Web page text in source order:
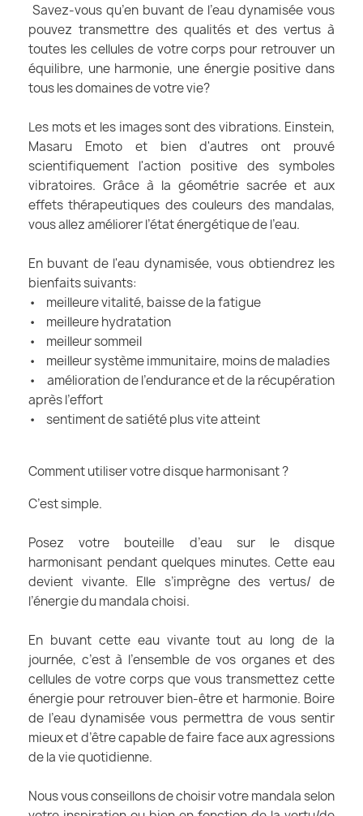
Savez-vous qu’en buvant de l’eau dynamisée vous
pouvez transmettre des qualités et des vertus à
toutes les cellules de votre corps pour retrouver un
équilibre, une harmonie, une énergie positive dans
tous les domaines de votre vie?
Les mots et les images sont des vibrations. Einstein,
Masaru Emoto et bien d'autres ont prouvé
scientifiquement l'action positive des symboles
vibratoires. Grâce à la géométrie sacrée et aux
effets thérapeutiques des couleurs des mandalas,
vous allez améliorer l’état énergétique de l’eau.
En buvant de l'eau dynamisée, vous obtiendrez les
bienfaits suivants:
• meilleure vitalité, baisse de la fatigue
• meilleure hydratation
• meilleur sommeil
• meilleur système immunitaire, moins de maladies
• amélioration de l’endurance et de la récupération
après l’effort
• sentiment de satiété plus vite atteint
Comment utiliser votre disque harmonisant ?
C’est simple.
Posez votre bouteille d’eau sur le disque
harmonisant pendant quelques minutes. Cette eau
devient vivante. Elle s’imprègne des vertus/ de
l’énergie du mandala choisi.
En buvant cette eau vivante tout au long de la
journée, c’est à l’ensemble de vos organes et des
cellules de votre corps que vous transmettez cette
énergie pour retrouver bien-être et harmonie. Boire
de l’eau dynamisée vous permettra de vous sentir
mieux et d’être capable de faire face aux agressions
de la vie quotidienne.
Nous vous conseillons de choisir votre mandala selon